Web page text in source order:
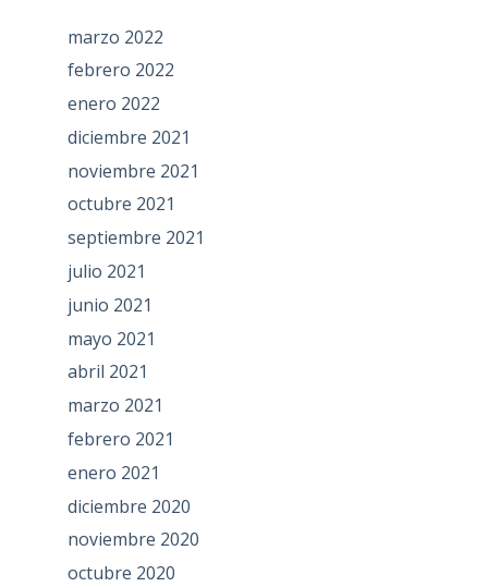
marzo 2022
febrero 2022
enero 2022
diciembre 2021
noviembre 2021
octubre 2021
septiembre 2021
julio 2021
junio 2021
mayo 2021
abril 2021
marzo 2021
febrero 2021
enero 2021
diciembre 2020
noviembre 2020
octubre 2020